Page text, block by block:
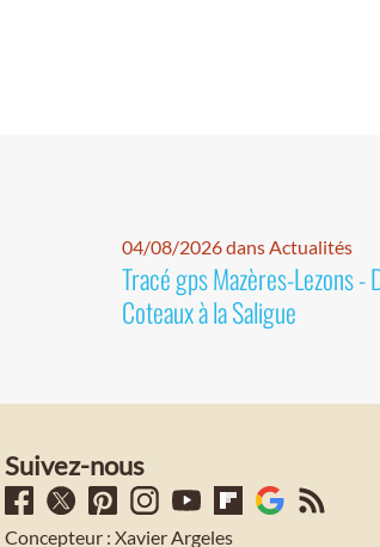
04/08/2026 dans Actualités
Tracé gps Mazères-Lezons -
Coteaux à la Saligue
Suivez-nous
Concepteur : Xavier Argeles